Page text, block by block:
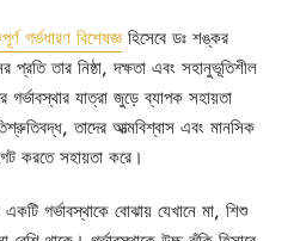
গর্ভধারণ বিশেষজ্ঞহিসেবে ডঃ শঙ্কর
প্রতি তার নিষ্ঠা, দক্ষতা এবং সহানুভূতিশীল
গর্ভাবস্থার যাত্রা জুড়ে ব্যাপক সহায়তা
তাদের আত্মবিশ্বাস এবং মানসিক
করতে সহায়তা করে।
গর্ভাবস্থাকে বোঝায় যেখানে মা, শিশু